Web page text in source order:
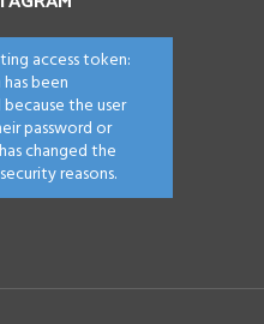
access token:
been
the user
password or
changed the
reasons.